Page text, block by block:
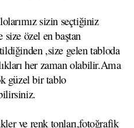
sizin seçtiğiniz
size özel en baştan
,size gelen tabloda
her zaman olabilir.Ama
güzel bir tablo
ve renk tonları,fotoğrafik